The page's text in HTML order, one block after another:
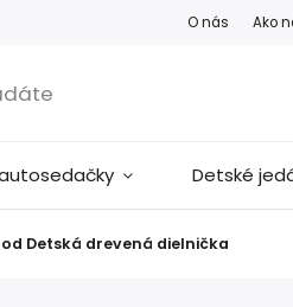
O nás Ako
Detské
Detská drevená dielnička